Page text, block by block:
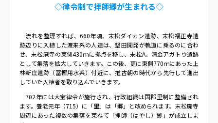
◇律令制で拝師郷が生まれる◇
流れを整理すれば、 660年頃、末松ダイカン遺跡、末松福正寺遺
跡辺りに入植した渡来系の人達は、墾田開発が軌道に乗るのに合わ
せ、末松廃寺の東側430ｍに拠点を移し、末松A、清金アガトウ遺跡
として集落を拡大していきます。この後、更に東側770ｍにあった上
林新庄遺跡（冨樫用水系）付近に、推古朝の時代から先行して進出
していた入植者を取り込んでいきます。
702年には大宝律令が施行され、行政組織は国郡里制に整備され
ます。養老元年（715）に「里」は「郷」と改められます。末松廃寺
周辺にあった複数の集落を束ねて「拝師（はやし）郷」が成立しま